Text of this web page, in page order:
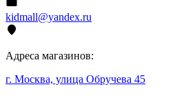
kidmall@yandex.ru
Адреса магазинов:
г. Москва, улица Обручева 45